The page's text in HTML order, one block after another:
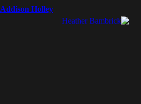
Addison Holley